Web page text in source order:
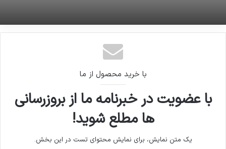
با خرید محصول از ما
با عضویت در خبرنامه ما از بروزرسانی
ها مطلع شوید!
یک متن نمایش، برای نمایش محتوای تست در این بخش.